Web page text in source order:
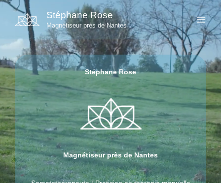
Aller
contenu
Stéphane Rose
Magnétiseur près de Nantes
Stéphane Rose
Magnétiseur près de Nantes